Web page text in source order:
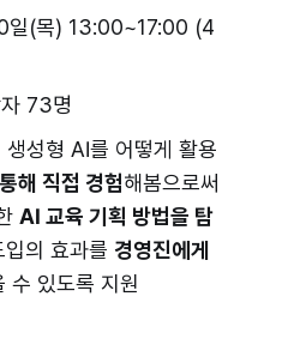
일(목) 13:00~17:00 (4
73명
생성형 AI를 어떻게 활용
해 직접 경험해봄으로써
AI 교육 기획 방법을 탐
의 효과를 경영진에게
수 있도록 지원